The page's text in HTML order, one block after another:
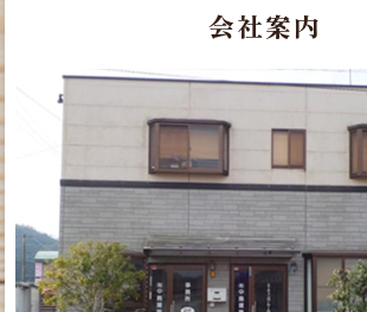
会社案内